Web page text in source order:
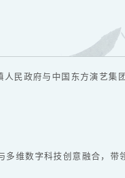
民政府与中国东方演艺
维数字科技创意融合，带